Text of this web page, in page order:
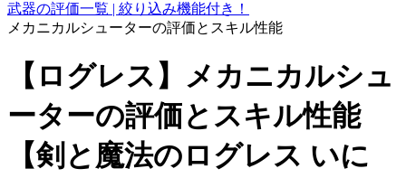
武器の評価一覧 | 絞り込み機能付き！
メカニカルシューターの評価とスキル性能
【ログレス】メカニカルシュ
ーターの評価とスキル性能
【剣と魔法のログレス いに